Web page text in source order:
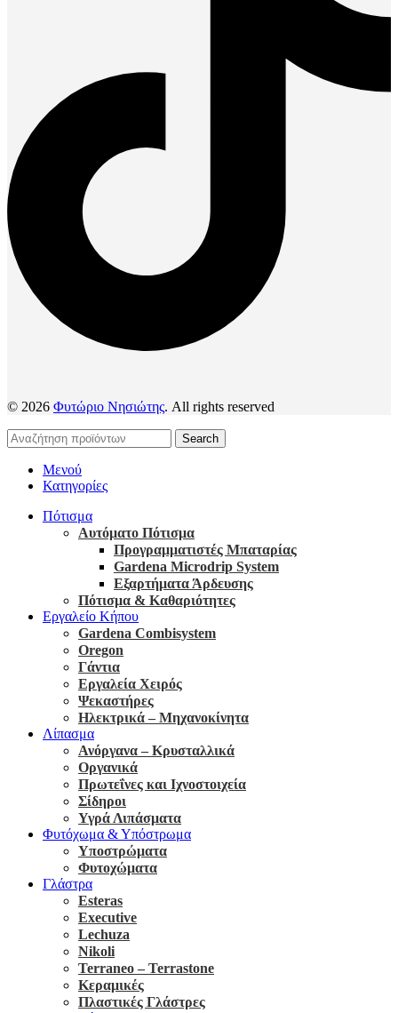
© 2026 Φυτώριο Νησιώτης. All rights reserved
Search
Μενού
Κατηγορίες
Πότισμα
Αυτόματο Πότισμα
Προγραμματιστές Μπαταρίας
Gardena Microdrip System
Εξαρτήματα Άρδευσης
Πότισμα & Καθαριότητες
Εργαλείο Κήπου
Gardena Combisystem
Oregon
Γάντια
Εργαλεία Χειρός
Ψεκαστήρες
Ηλεκτρικά – Μηχανοκίνητα
Λίπασμα
Ανόργανα – Κρυσταλλικά
Οργανικά
Πρωτεΐνες και Ιχνοστοιχεία
Σίδηροι
Υγρά Λιπάσματα
Φυτόχωμα & Υπόστρωμα
Υποστρώματα
Φυτοχώματα
Γλάστρα
Esteras
Executive
Lechuza
Nikoli
Terraneo – Terrastone
Κεραμικές
Πλαστικές Γλάστρες